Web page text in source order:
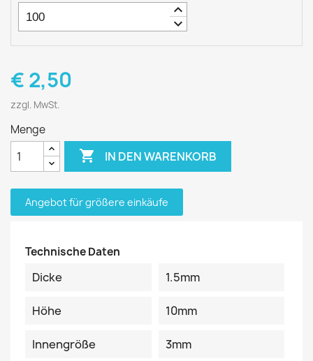
keyboard_arrow_up
keyboard_arrow_down
€ 2,50
zzgl. MwSt.
Menge
 IN DEN WARENKORB
Angebot für größere einkäufe
Technische Daten
Dicke 1.5mm
Höhe 10mm
Innengröße 3mm